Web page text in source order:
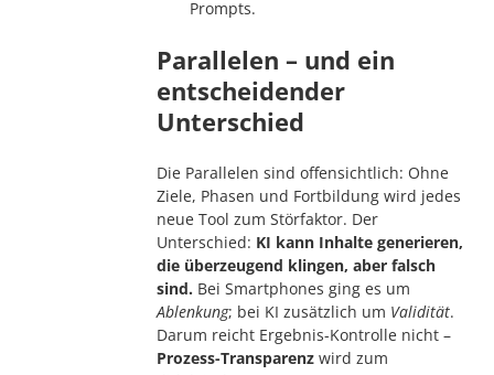
Prompts.
Parallelen – und ein
entscheidender
Unterschied
Die Parallelen sind offensichtlich: Ohne
Ziele, Phasen und Fortbildung wird jedes
neue Tool zum Störfaktor. Der
Unterschied: KI kann Inhalte generieren,
die überzeugend klingen, aber falsch
sind. Bei Smartphones ging es um
Ablenkung; bei KI zusätzlich um Validität.
Darum reicht Ergebnis-Kontrolle nicht –
Prozess-Transparenz wird zum